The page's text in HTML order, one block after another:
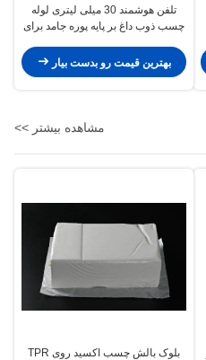
تلفن هوشمند 30 میلی لیتری لوله
چسب ذوب داغ بر پایه پوره جامد برای
بهترین قیمت رو بدست بیار
مشاهده بیشتر >>
بلوک بالش چسب اکسید روی TPR